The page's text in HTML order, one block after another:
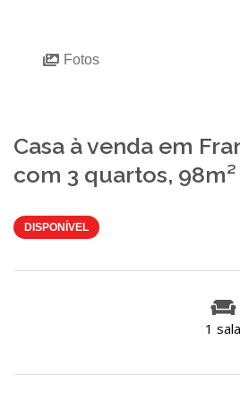
Fotos
Casa à venda em
com 3 quartos, 98m²
DISPONÍVEL
1 sala